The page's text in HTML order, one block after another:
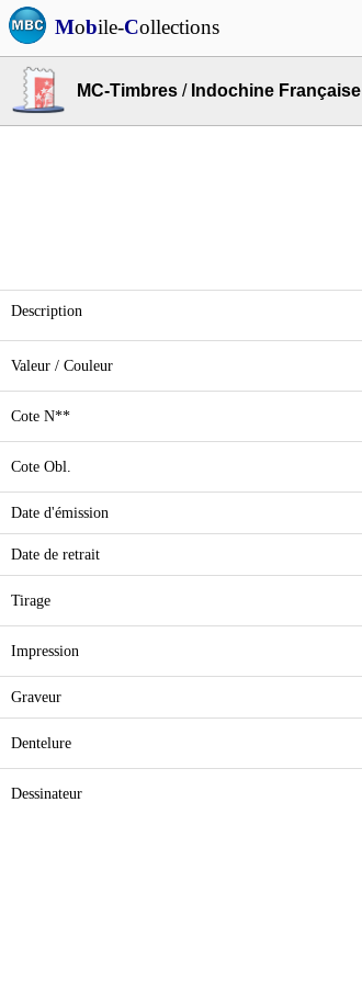
Mobile-Collections
MC-Timbres / Indochine Française
Description
Valeur / Couleur
Cote N**
Cote Obl.
Date d'émission
Date de retrait
Tirage
Impression
Graveur
Dentelure
Dessinateur